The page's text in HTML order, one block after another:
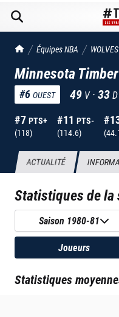
TrashTalk Actu NBA
Équipes NBA WOLVES
Minnesota
#6 OUEST 49 V ·33D
#7 PTS+
(118)
#11 PTS-
(114.6)
#
(
ACTUALITÉ
Statistiques de la
Saison 1980-81
Joueurs
Statistiques